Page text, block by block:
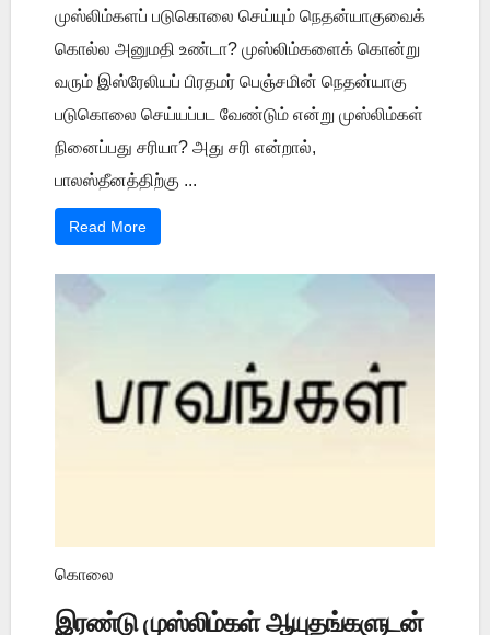
முஸ்லிம்களப் படுகொலை செய்யும் நெதன்யாகுவைக்
கொல்ல அனுமதி உண்டா? முஸ்லிம்களைக் கொன்று
வரும் இஸ்ரேலியப் பிரதமர் பெஞ்சமின் நெதன்யாகு
படுகொலை செய்யப்பட வேண்டும் என்று முஸ்லிம்கள்
நினைப்பது சரியா? அது சரி என்றால்,
பாலஸ்தீனத்திற்கு ...
Read More
கொலை
இரண்டு முஸ்லிம்கள் ஆயுதங்களுடன்